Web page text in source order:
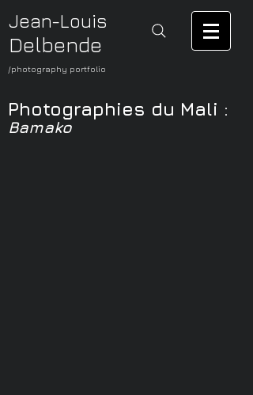
Jean-Louis
Delbende
/photography portfolio
Photographies du Mali :
Bamako